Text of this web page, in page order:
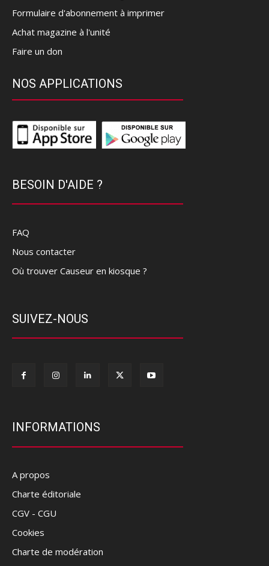
Formulaire d'abonnement à imprimer
Achat magazine à l'unité
Faire un don
NOS APPLICATIONS
BESOIN D'AIDE ?
FAQ
Nous contacter
Où trouver Causeur en kiosque ?
SUIVEZ-NOUS
INFORMATIONS
A propos
Charte éditoriale
CGV - CGU
Cookies
Charte de modération